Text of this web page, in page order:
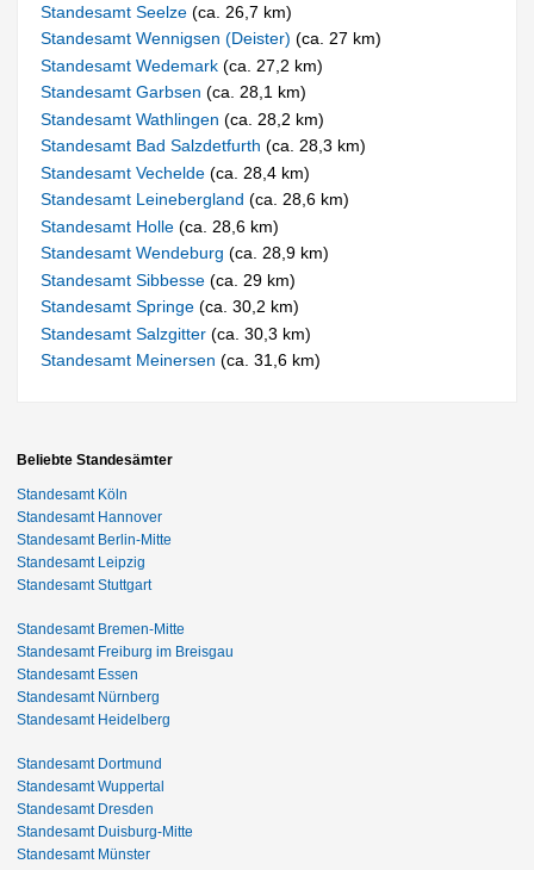
Standesamt Seelze(ca. 26,7 km)
Standesamt Wennigsen (Deister)(ca. 27 km)
Standesamt Wedemark(ca. 27,2 km)
Standesamt Garbsen(ca. 28,1 km)
Standesamt Wathlingen(ca. 28,2 km)
Standesamt Bad Salzdetfurth(ca. 28,3 km)
Standesamt Vechelde(ca. 28,4 km)
Standesamt Leinebergland(ca. 28,6 km)
Standesamt Holle(ca. 28,6 km)
Standesamt Wendeburg(ca. 28,9 km)
Standesamt Sibbesse(ca. 29 km)
Standesamt Springe(ca. 30,2 km)
Standesamt Salzgitter(ca. 30,3 km)
Standesamt Meinersen(ca. 31,6 km)
Beliebte Standesämter
Standesamt Köln
Standesamt Hannover
Standesamt Berlin-Mitte
Standesamt Leipzig
Standesamt Stuttgart
Standesamt Bremen-Mitte
Standesamt Freiburg im Breisgau
Standesamt Essen
Standesamt Nürnberg
Standesamt Heidelberg
Standesamt Dortmund
Standesamt Wuppertal
Standesamt Dresden
Standesamt Duisburg-Mitte
Standesamt Münster